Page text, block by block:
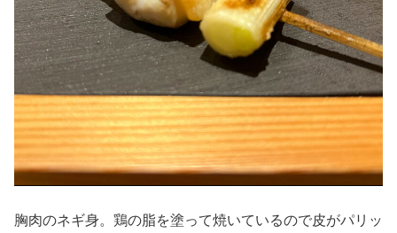
胸肉のネギ身。鶏の脂を塗って焼いているので皮がパリッ